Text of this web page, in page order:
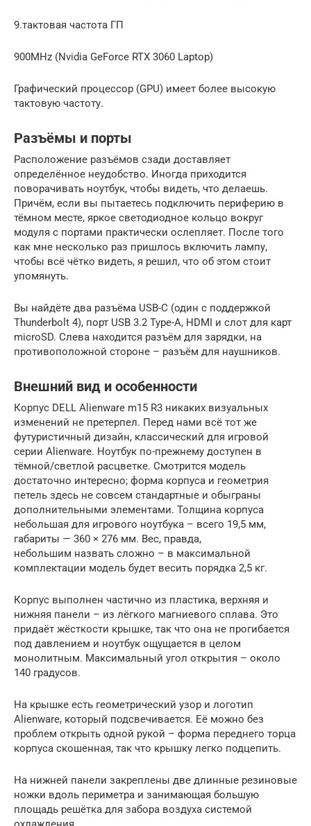
9.тактовая частота ГП
900MHz (Nvidia GeForce RTX 3060 Laptop)
Графический процессор (GPU) имеет более высокую
тактовую частоту.
Разъёмы и порты
Расположение разъёмов сзади доставляет
определённое неудобство. Иногда приходится
поворачивать ноутбук, чтобы видеть, что делаешь.
Причём, если вы пытаетесь подключить периферию в
тёмном месте, яркое светодиодное кольцо вокруг
модуля с портами практически ослепляет. После того
как мне несколько раз пришлось включить лампу,
чтобы всё чётко видеть, я решил, что об этом стоит
упомянуть.
Вы найдёте два разъёма USB-C (один с поддержкой
Thunderbolt 4), порт USB 3.2 Type-A, HDMI и слот для карт
microSD. Слева находится разъём для зарядки, на
противоположной стороне – разъём для наушников.
Внешний вид и особенности
Корпус DELL Alienware m15 R3 никаких визуальных
изменений не претерпел. Перед нами всё тот же
футуристичный дизайн, классический для игровой
серии Alienware. Ноутбук по-прежнему доступен в
тёмной/светлой расцветке. Смотрится модель
достаточно интересно; форма корпуса и геометрия
петель здесь не совсем стандартные и обыграны
дополнительными элементами. Толщина корпуса
небольшая для игрового ноутбука – всего 19,5 мм,
габариты — 360 × 276 мм. Вес, правда,
небольшим назвать сложно – в максимальной
комплектации модель будет весить порядка 2,5 кг.
Корпус выполнен частично из пластика, верхняя и
нижняя панели – из лёгкого магниевого сплава. Это
придаёт жёсткости крышке, так что она не прогибается
под давлением и ноутбук ощущается в целом
монолитным. Максимальный угол открытия – около
140 градусов.
На крышке есть геометрический узор и логотип
Alienware, который подсвечивается. Её можно без
проблем открыть одной рукой – форма переднего торца
корпуса скошенная, так что крышку легко подцепить.
На нижней панели закреплены две длинные резиновые
ножки вдоль периметра и занимающая большую
площадь решётка для забора воздуха системой